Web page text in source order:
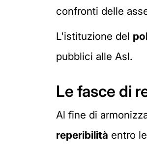
confronti delle
L'istituzione del
pubblici alle Asl.
Le fasce di
Al fine di
reperibilità entro